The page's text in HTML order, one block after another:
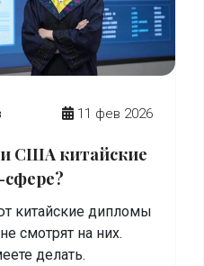
11 фев 2026
США китайские
китайские дипломы
смотрят на них.
делать.